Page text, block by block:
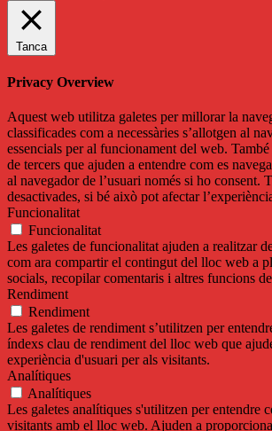
Tanca
Privacy Overview
Aquest web utilitza galetes per millorar la
classificades com a necessàries s’allotgen al
essencials per al funcionament del web.
de tercers que ajuden a entendre com es
al navegador de l’usuari només si ho consent.
desactivades, si bé això pot afectar
Funcionalitat
Funcionalitat
Les galetes de funcionalitat ajuden a realitzar
com ara compartir el contingut del lloc web a
socials, recopilar comentaris i altres funcions
Rendiment
Rendiment
Les galetes de rendiment s’utilitzen per
índexs clau de rendiment del lloc web que
experiència d'usuari per als visitants.
Analítiques
Analítiques
Les galetes analítiques s'utilitzen per entendre
visitants amb el lloc web. Ajuden a